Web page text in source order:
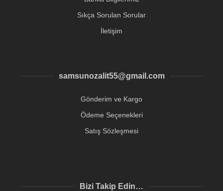
Sıkça Sorulan Sorular
İletişim
samsunozalit55@gmail.com
Gönderim ve Kargo
Ödeme Seçenekleri
Satış Sözleşmesi
Bizi Takip Edin…